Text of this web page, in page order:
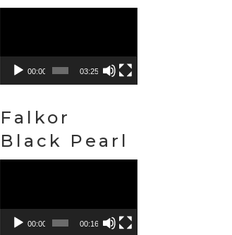
00:00 03:25
Falkor
Black Pearl
00:00 00:16